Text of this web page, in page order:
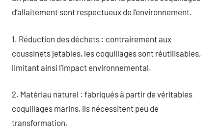
d’allaitement sont respectueux de l’environnement.
1. Réduction des déchets : contrairement aux
coussinets jetables, les coquillages sont réutilisables,
limitant ainsi l’impact environnemental.
2. Matériau naturel : fabriqués à partir de véritables
coquillages marins, ils nécessitent peu de
transformation.